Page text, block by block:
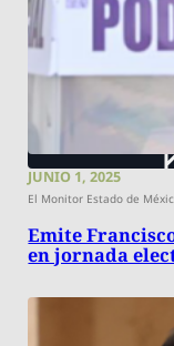
JUNIO 1, 2025
El Monitor Estado de
Emite
en jornada